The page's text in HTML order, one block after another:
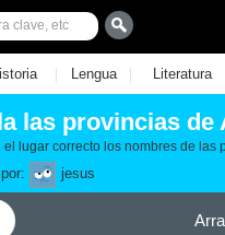
| Lengua | Literatura
las provincias de
el lugar correcto los nombres de las
jesus